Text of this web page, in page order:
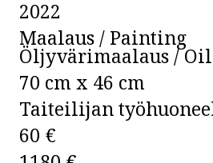
2022
Maalaus / Painting
Öljyvärimaalaus /
70 cm x 46 cm
Taiteilijan
60 €